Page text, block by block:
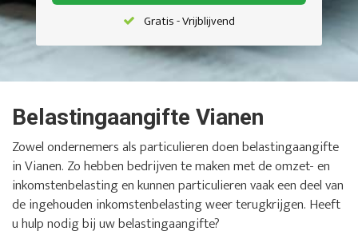
Gratis - Vrijblijvend
Belastingaangifte Vianen
Zowel ondernemers als particulieren doen belastingaangifte
in Vianen. Zo hebben bedrijven te maken met de omzet- en
inkomstenbelasting en kunnen particulieren vaak een deel van
de ingehouden inkomstenbelasting weer terugkrijgen. Heeft
u hulp nodig bij uw belastingaangifte?